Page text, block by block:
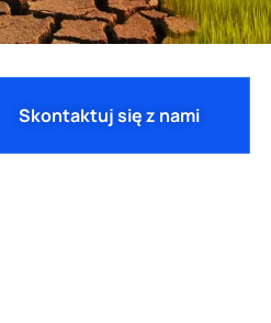
Skontaktuj się z nami